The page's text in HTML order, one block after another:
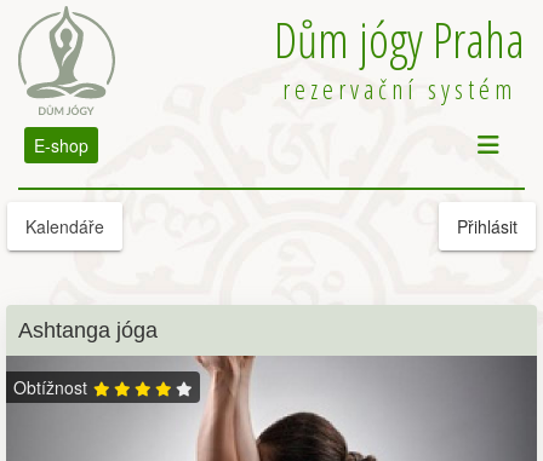
Dům jógy Praha
rezervační systém
E-shop
Kalendáře Přihlásit
Ashtanga jóga
Obtížnost